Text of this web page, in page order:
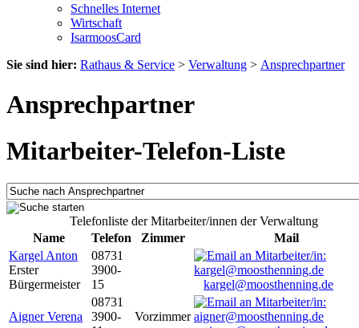
Schnelles Internet
Wirtschaft
IsarmoosCard
Sie sind hier: Rathaus & Service > Verwaltung > Ansprechpartner
Ansprechpartner
Mitarbeiter-Telefon-Liste
Telefonliste der Mitarbeiter/innen der Verwaltung
Name
Telefon Zimmer
Mail
Kargel Anton
Erster
Bürgermeister
08731
3900-
15
kargel@moosthenning.de
Aigner Verena
08731
3900-
Vorzimmer